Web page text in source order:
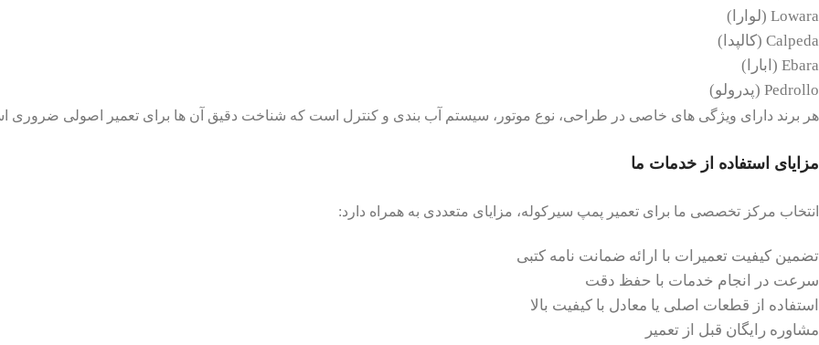
Lowara (لوارا)
Calpeda (کالپدا)
Ebara (ابارا)
Pedrollo (پدرولو)
هر برند دارای ویژگی های خاصی در طراحی، نوع موتور، سیستم آب بندی و کنترل است که شناخت دقیق آن ها برای تعمیر اصولی ضروری
مزایای استفاده از خدمات ما
انتخاب مرکز تخصصی ما برای تعمیر پمپ سیرکوله، مزایای متعددی به همراه دارد:
تضمین کیفیت تعمیرات با ارائه ضمانت نامه کتبی
سرعت در انجام خدمات با حفظ دقت
استفاده از قطعات اصلی یا معادل با کیفیت بالا
مشاوره رایگان قبل از تعمیر